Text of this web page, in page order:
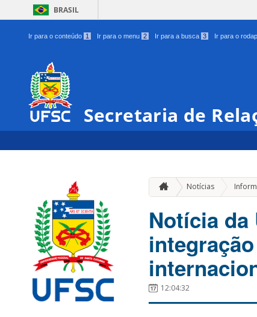
BRASIL
Ir para o conteúdo 1 Ir para o menu 2 Ir para a busca 3 Ir para o
Secretaria de
Notícias
Notícia da
12:04:32